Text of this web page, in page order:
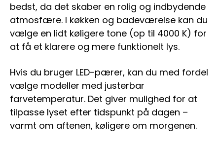
bedst, da det skaber en rolig og indbydende
atmosfære. I køkken og badeværelse kan du
vælge en lidt køligere tone (op til 4000 K) for
at få et klarere og mere funktionelt lys.
Hvis du bruger LED-pærer, kan du med fordel
vælge modeller med justerbar
farvetemperatur. Det giver mulighed for at
tilpasse lyset efter tidspunkt på dagen –
varmt om aftenen, køligere om morgenen.